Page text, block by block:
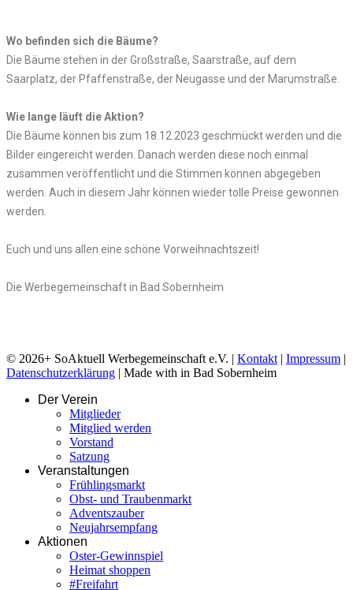
Wo befinden sich die Bäume?
Die Bäume stehen in der Großstraße, Saarstraße, auf dem
Saarplatz, der Pfaffenstraße, der Neugasse und der Marumstraße.
Wie lange läuft die Aktion?
Die Bäume können bis zum 18.12.2023 geschmückt werden und die
Bilder eingereicht werden. Danach werden diese noch einmal
zusammen veröffentlicht und die Stimmen können abgegeben
werden. Auch in diesem Jahr können wieder tolle Preise gewonnen
werden.
Euch und uns allen eine schöne Vorweihnachtszeit!
Die Werbegemeinschaft in Bad Sobernheim
© 2026+ SoAktuell Werbegemeinschaft e.V. | Kontakt | Impressum |
Datenschutzerklärung | Made with in Bad Sobernheim
Der Verein
Mitglieder
Mitglied werden
Vorstand
Satzung
Veranstaltungen
Frühlingsmarkt
Obst- und Traubenmarkt
Adventszauber
Neujahrsempfang
Aktionen
Oster-Gewinnspiel
Heimat shoppen
#Freifahrt